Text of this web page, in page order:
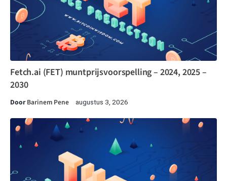
Fetch.ai (FET) muntprijsvoorspelling – 2024, 2025 –
2030
DoorBarinem Pene augustus 3, 2026